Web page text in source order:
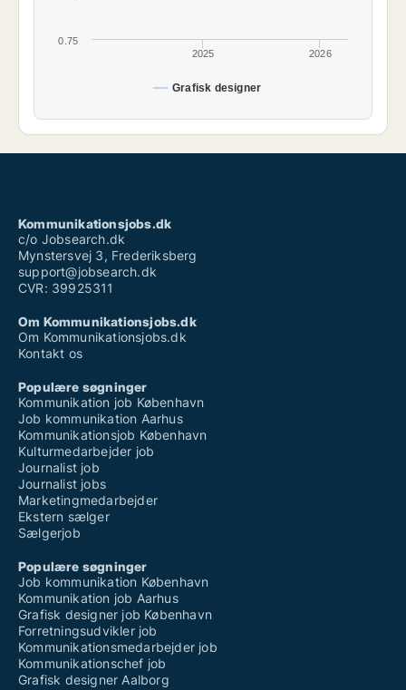
Grafisk designer
2025 2026
0.75
Kommunikationsjobs.dk
c/o Jobsearch.dk
Mynstersvej 3, Frederiksberg
support@jobsearch.dk
CVR: 39925311
Om Kommunikationsjobs.dk
Om Kommunikationsjobs.dk
Kontakt os
Populære søgninger
Kommunikation job København
Job kommunikation Aarhus
Kommunikationsjob København
Kulturmedarbejder job
Journalist job
Journalist jobs
Marketingmedarbejder
Ekstern sælger
Sælgerjob
Populære søgninger
Job kommunikation København
Kommunikation job Aarhus
Grafisk designer job København
Forretningsudvikler job
Kommunikationsmedarbejder job
Kommunikationschef job
Grafisk designer Aalborg